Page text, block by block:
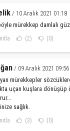
/ 10 Aralık 2021 01:18
mürekkep damlalı
(2) (0)
/ 09 Aralık 2021 09:56
mürekkepler
uçan kuşlara dönüşüp
sağlık.
(3) (0)